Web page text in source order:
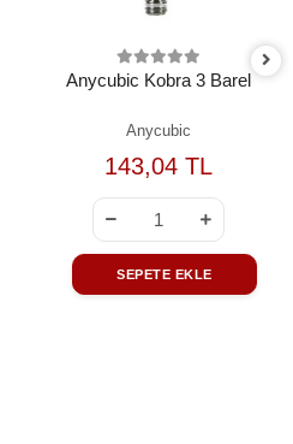
Anycubic Kobra 3 Barel
Anycubic
143,04 TL
SEPETE EKLE